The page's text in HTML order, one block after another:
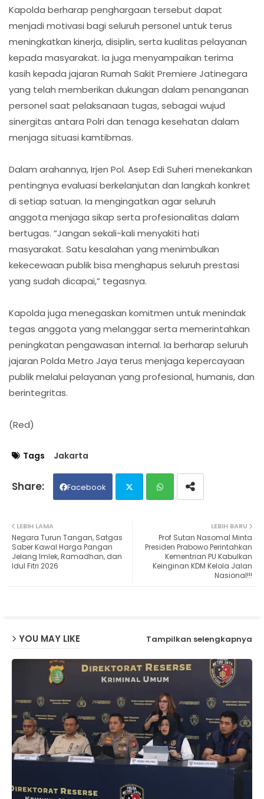
Kapolda berharap penghargaan tersebut dapat
menjadi motivasi bagi seluruh personel untuk terus
meningkatkan kinerja, disiplin, serta kualitas pelayanan
kepada masyarakat. Ia juga menyampaikan terima
kasih kepada jajaran Rumah Sakit Premiere Jatinegara
yang telah memberikan dukungan dalam penanganan
personel saat pelaksanaan tugas, sebagai wujud
sinergitas antara Polri dan tenaga kesehatan dalam
menjaga situasi kamtibmas.
Dalam arahannya, Irjen Pol. Asep Edi Suheri menekankan
pentingnya evaluasi berkelanjutan dan langkah konkret
di setiap satuan. Ia mengingatkan agar seluruh
anggota menjaga sikap serta profesionalitas dalam
bertugas. “Jangan sekali-kali menyakiti hati
masyarakat. Satu kesalahan yang menimbulkan
kekecewaan publik bisa menghapus seluruh prestasi
yang sudah dicapai,” tegasnya.
Kapolda juga menegaskan komitmen untuk menindak
tegas anggota yang melanggar serta memerintahkan
peningkatan pengawasan internal. Ia berharap seluruh
jajaran Polda Metro Jaya terus menjaga kepercayaan
publik melalui pelayanan yang profesional, humanis, dan
berintegritas.
(Red)
Tags Jakarta
Facebook
ats
ap
LEBIH BARU
Prof Sutan Nasomal Minta
Presiden Prabowo Perintahkan
Kementrian PU Kabulkan
Keinginan KDM Kelola Jalan
Nasional!!!
LEBIH LAMA
Negara Turun Tangan, Satgas
Saber Kawal Harga Pangan
Jelang Imlek, Ramadhan, dan
Idul Fitri 2026
YOU MAY LIKE Tampilkan selengkapnya